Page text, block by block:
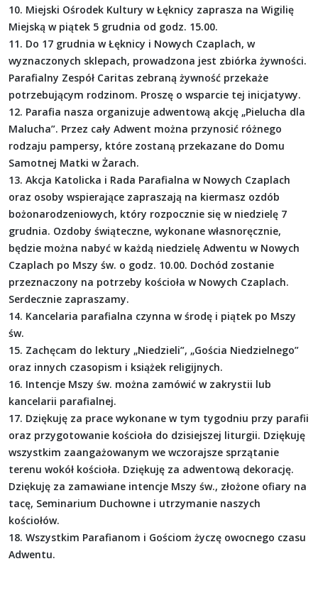
10. Miejski Ośrodek Kultury w Łęknicy zaprasza na Wigilię
Miejską w piątek 5 grudnia od godz. 15.00.
11. Do 17 grudnia w Łęknicy i Nowych Czaplach, w
wyznaczonych sklepach, prowadzona jest zbiórka żywności.
Parafialny Zespół Caritas zebraną żywność przekaże
potrzebującym rodzinom. Proszę o wsparcie tej inicjatywy.
12. Parafia nasza organizuje adwentową akcję „Pielucha dla
Malucha”. Przez cały Adwent można przynosić różnego
rodzaju pampersy, które zostaną przekazane do Domu
Samotnej Matki w Żarach.
13. Akcja Katolicka i Rada Parafialna w Nowych Czaplach
oraz osoby wspierające zapraszają na kiermasz ozdób
bożonarodzeniowych, który rozpocznie się w niedzielę 7
grudnia. Ozdoby świąteczne, wykonane własnoręcznie,
będzie można nabyć w każdą niedzielę Adwentu w Nowych
Czaplach po Mszy św. o godz. 10.00. Dochód zostanie
przeznaczony na potrzeby kościoła w Nowych Czaplach.
Serdecznie zapraszamy.
14. Kancelaria parafialna czynna w środę i piątek po Mszy
św.
15. Zachęcam do lektury „Niedzieli”, „Gościa Niedzielnego”
oraz innych czasopism i książek religijnych.
16. Intencje Mszy św. można zamówić w zakrystii lub
kancelarii parafialnej.
17. Dziękuję za prace wykonane w tym tygodniu przy parafii
oraz przygotowanie kościoła do dzisiejszej liturgii. Dziękuję
wszystkim zaangażowanym we wczorajsze sprzątanie
terenu wokół kościoła. Dziękuję za adwentową dekorację.
Dziękuję za zamawiane intencje Mszy św., złożone ofiary na
tacę, Seminarium Duchowne i utrzymanie naszych
kościołów.
18. Wszystkim Parafianom i Gościom życzę owocnego czasu
Adwentu.